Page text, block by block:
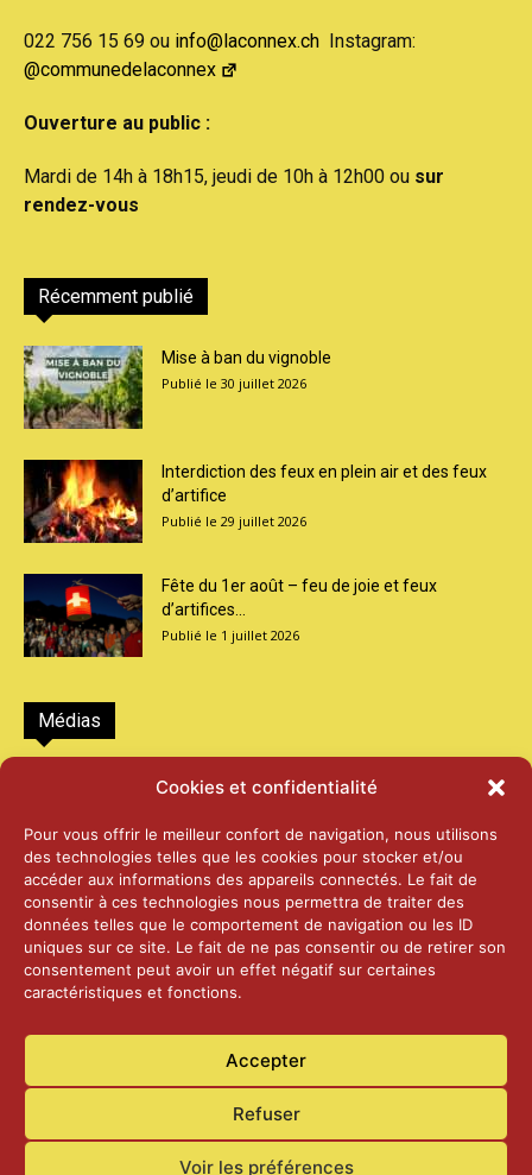
Cookies et confidentialité
Pour vous offrir le meilleur confort de navigation, nous utilisons
des technologies telles que les cookies pour stocker et/ou
accéder aux informations des appareils connectés. Le fait de
consentir à ces technologies nous permettra de traiter des
données telles que le comportement de navigation ou les ID
uniques sur ce site. Le fait de ne pas consentir ou de retirer son
consentement peut avoir un effet négatif sur certaines
caractéristiques et fonctions.
Accepter
Refuser
Voir les préférences
022 756 15 69 ou info@laconnex.ch Instagram:
@communedelaconnex
Ouverture au public :
Mardi de 14h à 18h15, jeudi de 10h à 12h00 ou sur
rendez-vous
Récemment publié
Mise à ban du vignoble
30 juillet 2026
Interdiction des feux en plein air et des feux
d’artifice
29 juillet 2026
Fête du 1er août – feu de joie et feux
d’artifices...
1 juillet 2026
Médias
2026 – Laiterie d’Orsières et Abbaye de St-
25 juin 2026
2025 – Palais Fédéral – Berne
25 juin 2026
14 janvier 2025